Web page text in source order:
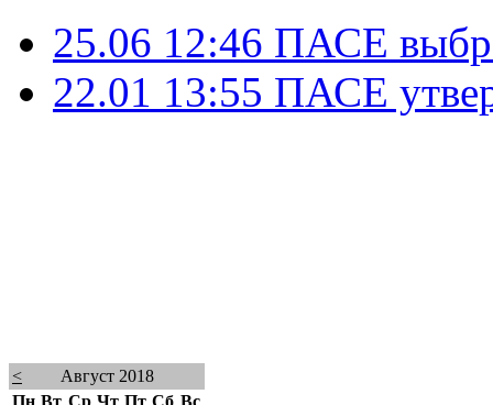
25.06 12:46 ПАСЕ
22.01 13:55 ПАСЕ
<
Август 2018
Пн Вт Ср Чт Пт Сб Вс